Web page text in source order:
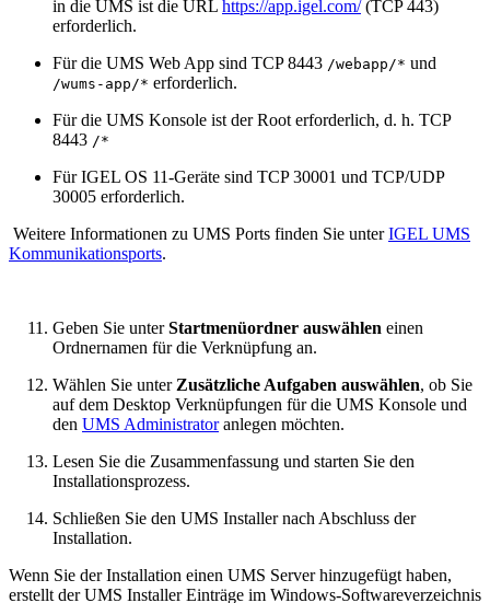
in die UMS ist die URL https://app.igel.com/(TCP 443)
erforderlich.
Für die UMS Web App sind TCP 8443 /webapp/* und
/wums-app/* erforderlich.
Für die UMS Konsole ist der Root erforderlich, d. h. TCP
8443 /*
Für IGEL OS 11-Geräte sind TCP 30001 und TCP/UDP
30005 erforderlich.
Weitere Informationen zu UMS Ports finden Sie unterIGEL UMS
Kommunikationsports.
Geben Sie unterStartmenüordner auswählen einen
Ordnernamen für die Verknüpfung an.
Wählen Sie unterZusätzliche Aufgaben auswählen, ob Sie
auf dem Desktop Verknüpfungen für die UMS Konsole und
den UMS Administratoranlegen möchten.
Lesen Sie die Zusammenfassung und starten Sie den
Installationsprozess.
Schließen Sie den UMS Installer nach Abschluss der
Installation.
Wenn Sie der Installation einen UMS Server hinzugefügt haben,
erstellt der UMS Installer Einträge im Windows-Softwareverzeichnis